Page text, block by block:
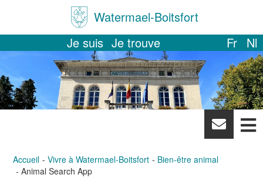
Watermael-Boitsfort
Je suis Je trouve Fr Nl
News
letter
Accueil Vivre à Watermael-Boitsfort
Bien-être animal
Animal Search App